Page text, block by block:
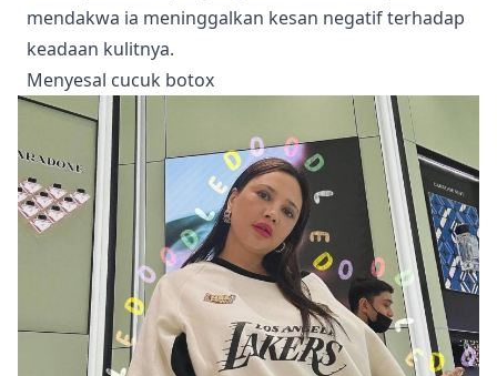
mendakwa ia meninggalkan kesan negatif terhadap
keadaan kulitnya.
Menyesal cucuk botox